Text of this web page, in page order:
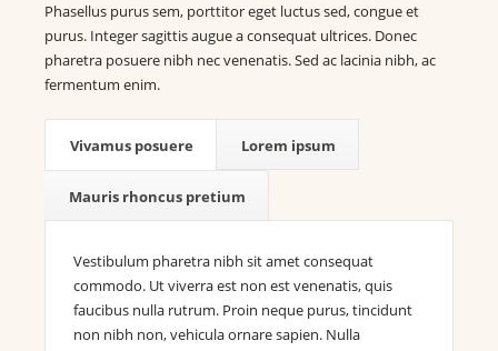
Phasellus purus sem, porttitor eget luctus sed, congue et
purus. Integer sagittis augue a consequat ultrices. Donec
pharetra posuere nibh nec venenatis. Sed ac lacinia nibh, ac
fermentum enim.
Vivamus posuere Lorem ipsum
Mauris rhoncus pretium
Vestibulum pharetra nibh sit amet consequat
commodo. Ut viverra est non est venenatis, quis
faucibus nulla rutrum. Proin neque purus, tincidunt
non nibh non, vehicula ornare sapien. Nulla